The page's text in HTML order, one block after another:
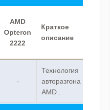
AMD
Opteron
2222
Краткое
описание
-
Технология
авторазгона
AMD .